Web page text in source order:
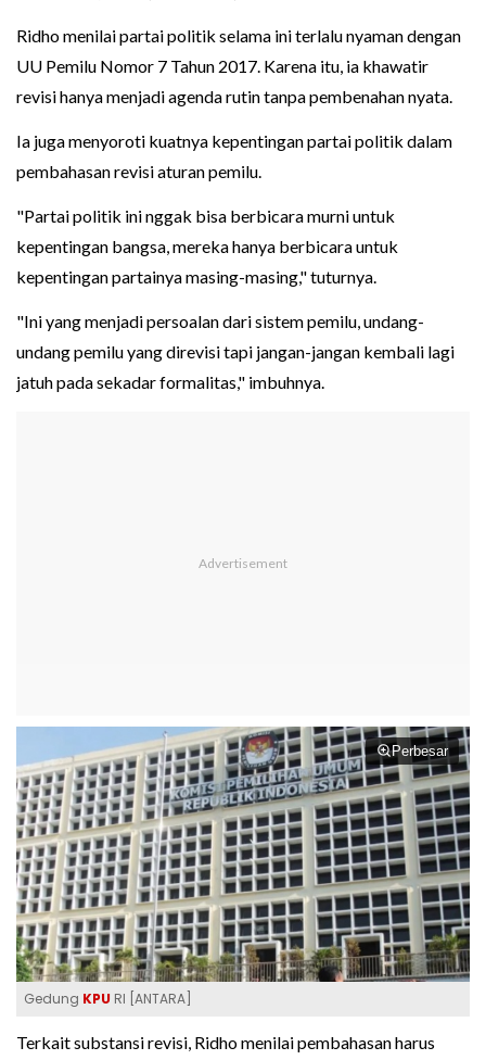
Ridho menilai partai politik selama ini terlalu nyaman dengan
UU Pemilu Nomor 7 Tahun 2017. Karena itu, ia khawatir
revisi hanya menjadi agenda rutin tanpa pembenahan nyata.
Ia juga menyoroti kuatnya kepentingan partai politik dalam
pembahasan revisi aturan pemilu.
"Partai politik ini nggak bisa berbicara murni untuk
kepentingan bangsa, mereka hanya berbicara untuk
kepentingan partainya masing-masing," tuturnya.
"Ini yang menjadi persoalan dari sistem pemilu, undang-
undang pemilu yang direvisi tapi jangan-jangan kembali lagi
jatuh pada sekadar formalitas," imbuhnya.
Perbesar
Gedung KPU RI [ANTARA]
Terkait substansi revisi, Ridho menilai pembahasan harus